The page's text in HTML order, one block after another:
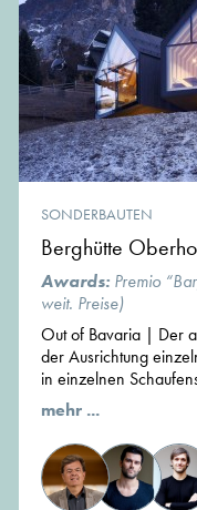
SONDERBAUTEN
Berghütte
Awards: Premio
weit. Preise)
Out of Bavaria | Der
der Ausrichtung
in einzelnen
mehr ...